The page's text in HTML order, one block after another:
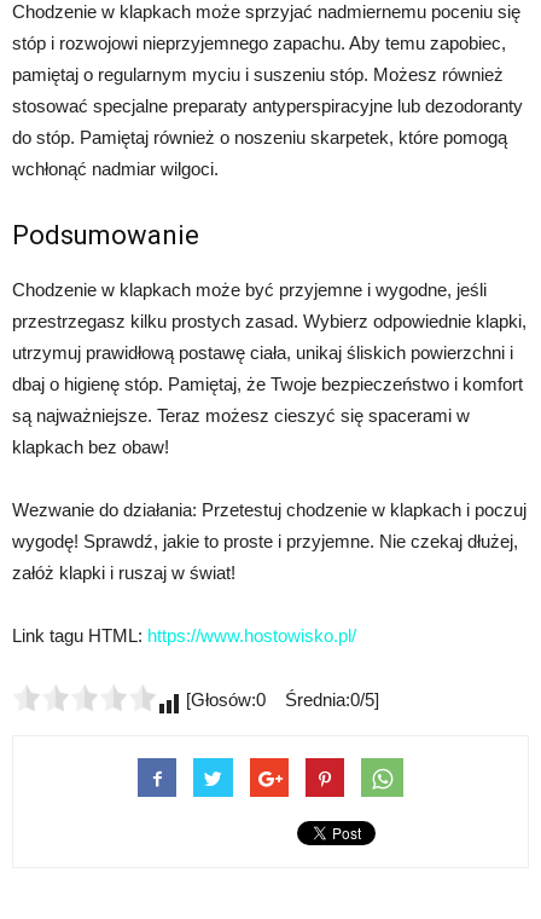
Chodzenie w klapkach może sprzyjać nadmiernemu poceniu się
stóp i rozwojowi nieprzyjemnego zapachu. Aby temu zapobiec,
pamiętaj o regularnym myciu i suszeniu stóp. Możesz również
stosować specjalne preparaty antyperspiracyjne lub dezodoranty
do stóp. Pamiętaj również o noszeniu skarpetek, które pomogą
wchłonąć nadmiar wilgoci.
Podsumowanie
Chodzenie w klapkach może być przyjemne i wygodne, jeśli
przestrzegasz kilku prostych zasad. Wybierz odpowiednie klapki,
utrzymuj prawidłową postawę ciała, unikaj śliskich powierzchni i
dbaj o higienę stóp. Pamiętaj, że Twoje bezpieczeństwo i komfort
są najważniejsze. Teraz możesz cieszyć się spacerami w
klapkach bez obaw!
Wezwanie do działania: Przetestuj chodzenie w klapkach i poczuj
wygodę! Sprawdź, jakie to proste i przyjemne. Nie czekaj dłużej,
załóż klapki i ruszaj w świat!
Link tagu HTML: https://www.hostowisko.pl/
[Głosów:0 Średnia:0/5]